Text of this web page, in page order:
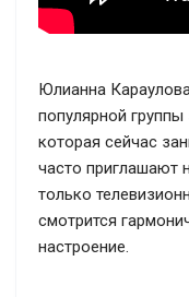
Юлианна
популярной
которая сейчас
часто приглашают
только
смотрится
настроение.